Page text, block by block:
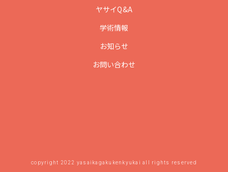
ヤサイQ&A
学術情報
お知らせ
お問い合わせ
copyright 2022 yasaikagakukenkyukai all rights reserved